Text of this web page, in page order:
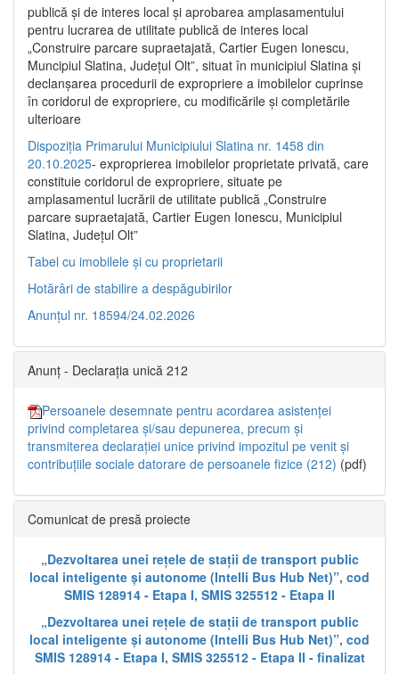
publică şi de interes local şi aprobarea amplasamentului
pentru lucrarea de utilitate publică de interes local
„Construire parcare supraetajată, Cartier Eugen Ionescu,
Muncipiul Slatina, Judeţul Olt”, situat în municipiul Slatina şi
declanşarea procedurii de expropriere a imobilelor cuprinse
în coridorul de expropriere, cu modificările şi completările
ulterioare
Dispoziția Primarului Municipiului Slatina nr. 1458 din
20.10.2025- exproprierea imobilelor proprietate privată, care
constituie coridorul de expropriere, situate pe
amplasamentul lucrării de utilitate publică „Construire
parcare supraetajată, Cartier Eugen Ionescu, Municipiul
Slatina, Județul Olt”
Tabel cu imobilele și cu proprietarii
Hotărâri de stabilire a despăgubirilor
Anunțul nr. 18594/24.02.2026
Anunț - Declarația unică 212
Persoanele desemnate pentru acordarea asistenței
privind completarea și/sau depunerea, precum și
transmiterea declarației unice privind impozitul pe venit și
contribuțiile sociale datorare de persoanele fizice (212) (pdf)
Comunicat de presă proiecte
„Dezvoltarea unei rețele de stații de transport public
local inteligente și autonome (Intelli Bus Hub Net)”, cod
SMIS 128914 - Etapa I, SMIS 325512 - Etapa II
„Dezvoltarea unei rețele de stații de transport public
local inteligente și autonome (Intelli Bus Hub Net)”, cod
SMIS 128914 - Etapa I, SMIS 325512 - Etapa II - finalizat